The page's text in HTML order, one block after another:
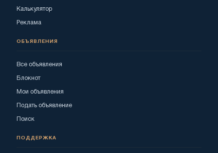
Калькулятор
Реклама
ОБЪЯВЛЕНИЯ
Все объявления
Блокнот
Мои объявления
Подать объявление
Поиск
ПОДДЕРЖКА